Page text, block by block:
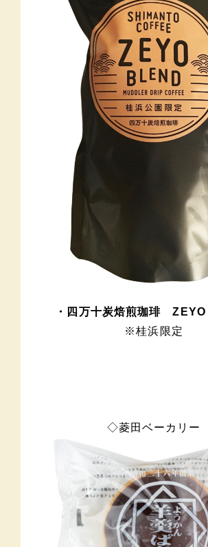
・四万十炭焙煎珈琲
※桂浜限定
◇菱田ベーカリー